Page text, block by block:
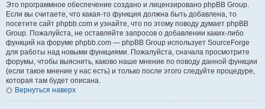
Это программное обеспечение создано и лицензировано phpBB Group.
Если вы считаете, что какая-то функция должна быть добавлена, то
посетите сайт phpbb.com и узнайте, что по этому поводу думает phpBB
Group. Пожалуйста, не оставляйте запросов о добавлении каких-либо
функций на форуме phpbb.com — phpBB Group использует SourceForge
для работы над новыми функциями. Пожалуйста, сначала просмотрите
форумы, чтобы выяснить, каково наше мнение по поводу данной функции
(если такое мнение у нас есть) и только после этого следуйте процедуре,
которая там будет описана.
Вернуться наверх